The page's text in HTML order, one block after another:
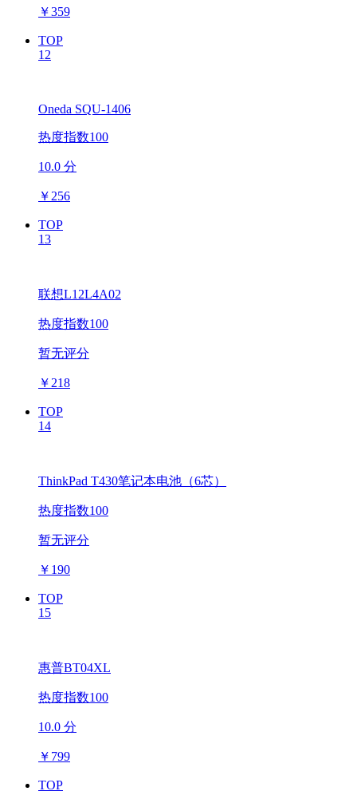
￥359
TOP
12
Oneda SQU-1406
热度指数100
10.0 分
￥ 256
TOP
13
联想L12L4A02
热度指数100
暂无评分
￥ 218
TOP
14
ThinkPad T430笔记本电池（6芯）
热度指数100
暂无评分
￥ 190
TOP
15
惠普BT04XL
热度指数100
10.0 分
￥ 799
TOP